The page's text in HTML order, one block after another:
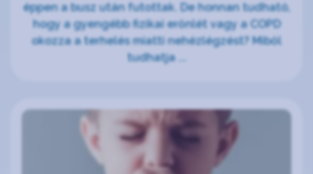
éppen a busz után futottak. De honnan tudható,
hogy a gyengébb fizikai erőnlét vagy a COPD
okozza a terhelés miatti nehézlégzést? Miből
tudhatja ...